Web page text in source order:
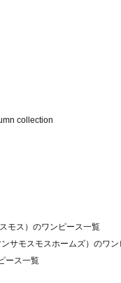
モス）のワンピース一覧
サモスモスホームズ）のワン
ース一覧
ツハルバイサマンサモスモス